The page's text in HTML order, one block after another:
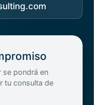
se pondrá en
tu consulta de